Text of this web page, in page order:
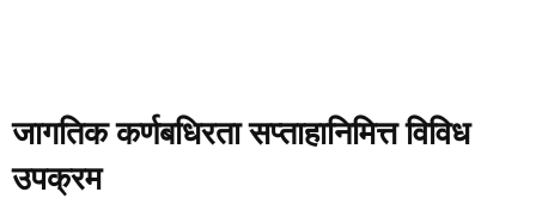
जागतिक कर्णबधिरता सप्ताहानिमित्त विविध
उपक्रम